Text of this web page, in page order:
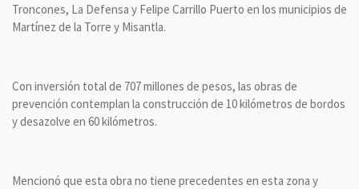
Troncones, La Defensa y Felipe Carrillo Puerto en los municipios de
Martínez de la Torre y Misantla.
Con inversión total de 707 millones de pesos, las obras de
prevención contemplan la construcción de 10 kilómetros de bordos
y desazolve en 60 kilómetros.
Mencionó que esta obra no tiene precedentes en esta zona y